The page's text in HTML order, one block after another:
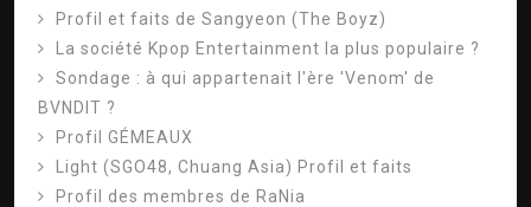
Profil et faits de Sangyeon (The Boyz)
La société Kpop Entertainment la plus populaire ?
Sondage : à qui appartenait l'ère 'Venom' de
BVNDIT ?
Profil GÉMEAUX
Light (SGO48, Chuang Asia) Profil et faits
Profil des membres de RaNia